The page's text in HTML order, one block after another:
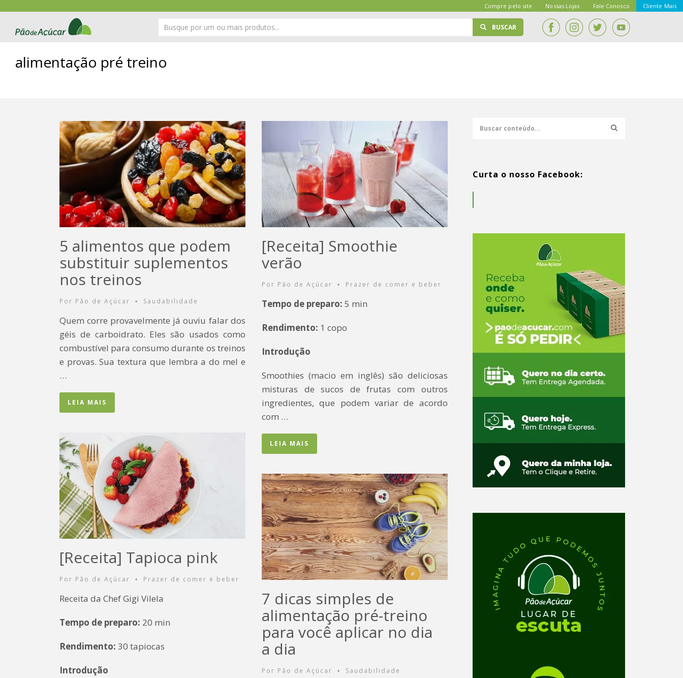
Compre pelo site Nossas Lojas Fale Conosco Cliente Mais
BUSCAR
alimentação pré treino
5 alimentos que podem
substituir suplementos
nos treinos
Por Pão de Açúcar • Saudabilidade
Quem corre provavelmente já ouviu falar dos
géis de carboidrato. Eles são usados como
combustível para consumo durante os treinos
e provas. Sua textura que lembra a do mel e
…
LEIA MAIS
[Receita] Smoothie
verão
Por Pão de Açúcar • Prazer de comer e beber
Tempo de preparo: 5 min
Rendimento: 1 copo
Introdução
Smoothies (macio em inglês) são deliciosas
misturas de sucos de frutas com outros
ingredientes, que podem variar de acordo
com …
LEIA MAIS
[Receita] Tapioca pink
Por Pão de Açúcar • Prazer de comer e beber
Receita da Chef Gigi Vilela
Tempo de preparo: 20 min
Rendimento: 30 tapiocas
Introdução
7 dicas simples de
alimentação pré-treino
para você aplicar no dia
a dia
Por Pão de Açúcar • Saudabilidade
Curta o nosso Facebook: